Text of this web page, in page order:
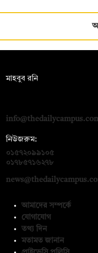
মাহবুব রনি
নিউজরুম:
০১৫৭২০৯৯১০৫
০১৭৮৫৭১৬২৭৮
আমাদের সম্পর্কে
যোগাযোগ
তথ্য দিন
মতামত জানান